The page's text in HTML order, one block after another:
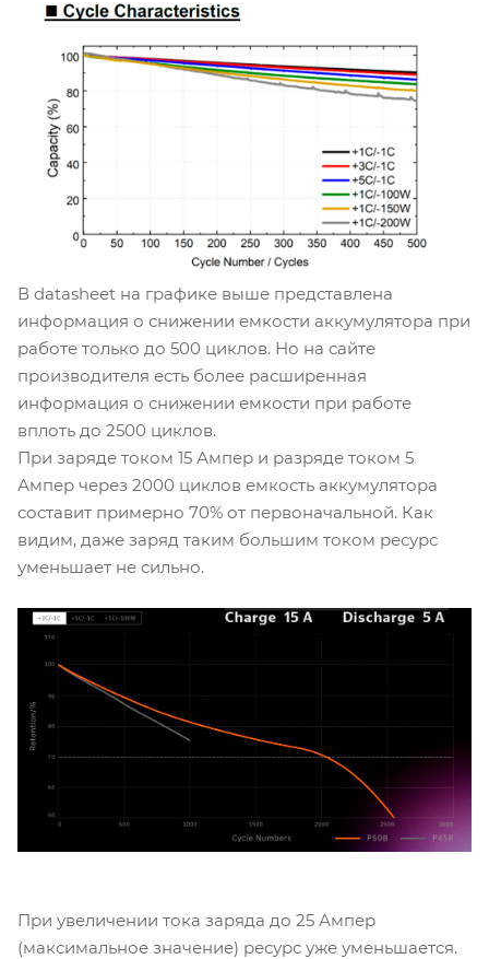
В datasheet на графике выше представлена
информация о снижении емкости аккумулятора при
работе только до 500 циклов. Но на сайте
производителя есть более расширенная
информация о снижении емкости при работе
вплоть до 2500 циклов.
При заряде током 15 Ампер и разряде током 5
Ампер через 2000 циклов емкость аккумулятора
составит примерно 70% от первоначальной. Как
видим, даже заряд таким большим током ресурс
уменьшает не сильно.
При увеличении тока заряда до 25 Ампер
(максимальное значение) ресурс уже уменьшается.